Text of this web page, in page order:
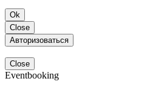
Ok
Close
Авторизоваться
Close
Eventbooking